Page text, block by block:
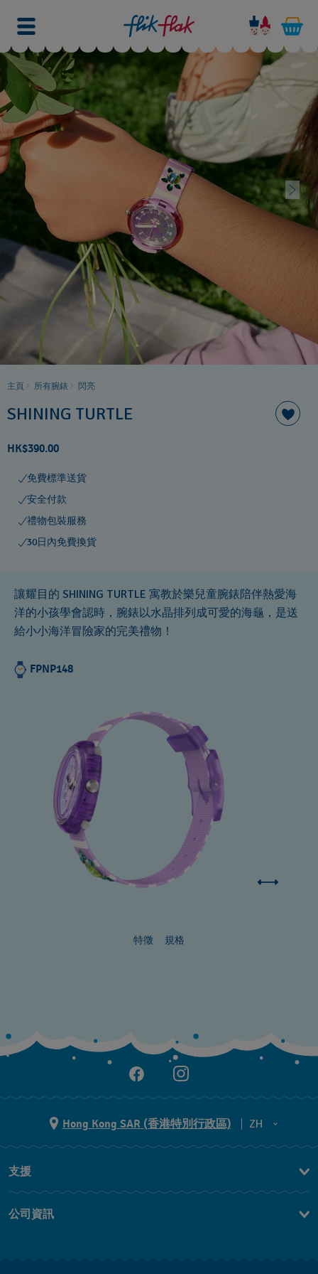
主頁 所有腕錶 閃亮
SHINING TURTLE
HK$390.00
免費標準送貨
安全付款
禮物包裝服務
30日內免費換貨
讓耀目的 SHINING TURTLE 寓教於樂兒童腕錶陪伴熱愛海
洋的小孩學會認時，腕錶以水晶排列成可愛的海龜，是送
給小小海洋冒險家的完美禮物！
FPNP148
特徵 規格
Hong Kong SAR (香港特別行政區)
ZH
ZH
支援
常見問題
公司資訊